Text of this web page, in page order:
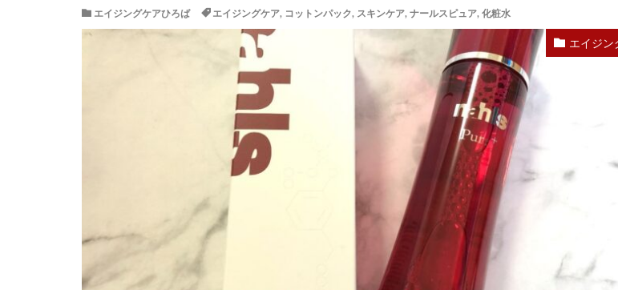
エイジングケアひろば エイジングケア, コットンパック, スキンケア, ナールスピュア, 化粧水
エイジン